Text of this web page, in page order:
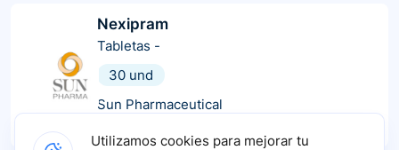
Nexipram
Tabletas -
30 und
Sun Pharmaceutical
Utilizamos cookies para mejorar tu